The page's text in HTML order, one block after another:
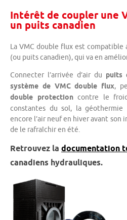
Intérêt de coupler une
un puits canadien
La VMC double flux est
(ou puits canadien), qui va en
Connecter l’arrivée d’air du puits
système de VMC double flux,
double protectioncontre le
constantes du sol, la
encore l’air neuf en hiver avant son
de le rafraîchir en été.
Retrouvez la documentation
canadiens hydrauliques.